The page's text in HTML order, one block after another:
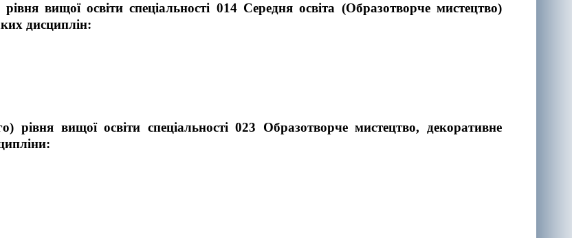
вищої освіти спеціальності 014 Середня освіта (Образотворче мистецтво)
дисциплін:
вищої освіти спеціальності 023 Образотворче мистецтво, декоративне